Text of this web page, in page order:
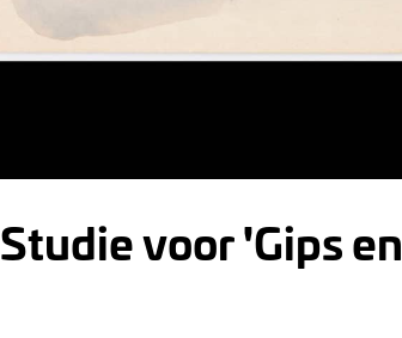
Studie voor 'Gips